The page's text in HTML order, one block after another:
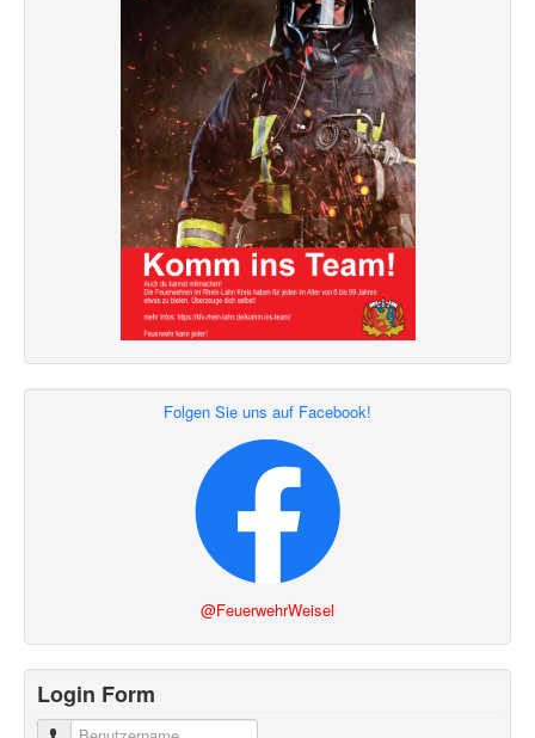
Folgen Sie uns auf Facebook!
@FeuerwehrWeisel
Login Form